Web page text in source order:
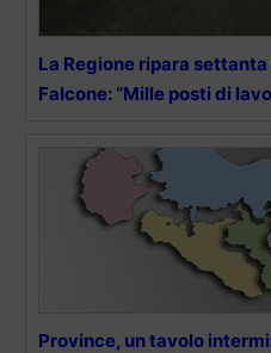
La Regione ripara
Falcone: “Mille posti di
Province, un tavolo